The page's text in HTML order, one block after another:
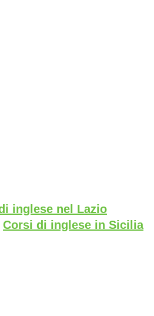
inglese nel Lazio
Corsi di inglese in Sicilia